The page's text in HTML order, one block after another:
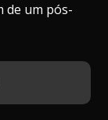
de um pós-